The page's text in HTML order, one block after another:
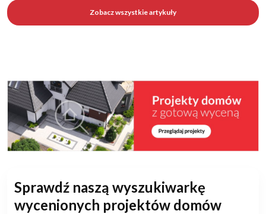
Zobacz wszystkie artykuły
Sprawdź naszą wyszukiwarkę
wycenionych projektów domów